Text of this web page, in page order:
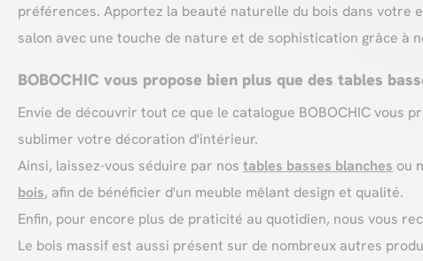
préférences. Apportez la beauté naturelle du bois dans votre
salon avec une touche de nature et de sophistication grâce à
BOBOCHIC vous propose bien plus que des tables
Envie de découvrir tout ce que le catalogue BOBOCHIC vous
sublimer votre décoration d'intérieur.
Ainsi, laissez-vous séduire par nos tables basses blanches ou
bois, afin de bénéficier d'un meuble mêlant design et qualité.
Enfin, pour encore plus de praticité au quotidien, nous vous
Le bois massif est aussi présent sur de nombreux autres